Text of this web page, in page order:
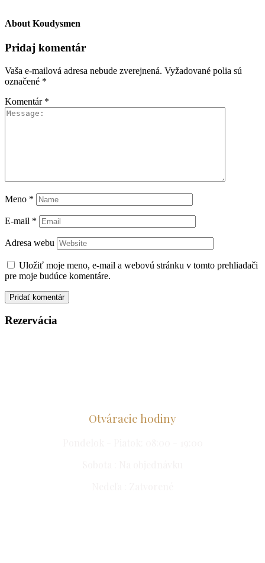
About Koudysmen
Pridaj komentár
Vaša e-mailová adresa nebude zverejnená. Vyžadované polia sú
označené *
Komentár *
Meno *
E-mail *
Adresa webu
Uložiť moje meno, e-mail a webovú stránku v tomto prehliadači
pre moje budúce komentáre.
Rezervácia
Otváracie hodiny